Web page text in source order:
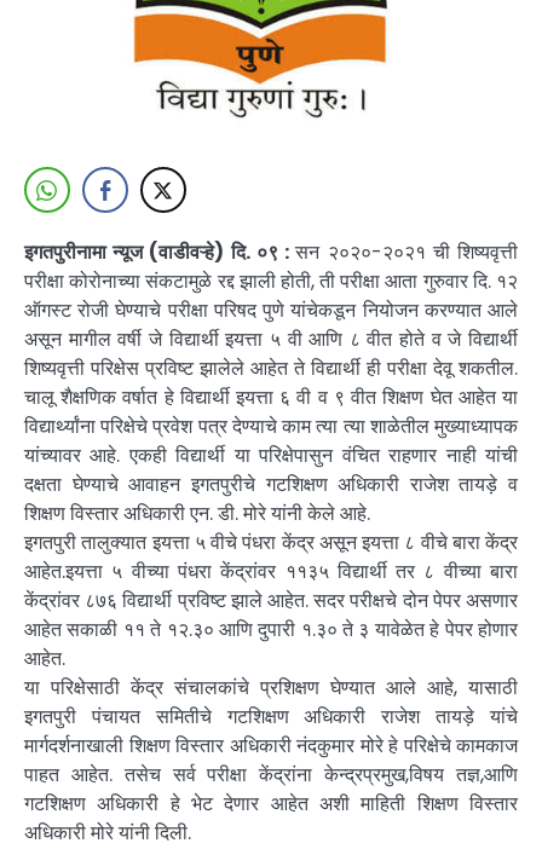
इगतपुरीनामा न्यूज (वाडीवऱ्हे) दि. ०९ :सन २०२०-२०२१ ची शिष्यवृत्ती
परीक्षा कोरोनाच्या संकटामुळे रद्द झाली होती, ती परीक्षा आता गुरुवार दि. १२
ऑगस्ट रोजी घेण्याचे परीक्षा परिषद पुणे यांचेकडून नियोजन करण्यात आले
असून मागील वर्षी जे विद्यार्थी इयत्ता ५ वी आणि ८ वीत होते व जे विद्यार्थी
शिष्यवृत्ती परिक्षेस प्रविष्ट झालेले आहेत ते विद्यार्थी ही परीक्षा देवू शकतील.
चालू शैक्षणिक वर्षात हे विद्यार्थी इयत्ता ६ वी व ९ वीत शिक्षण घेत आहेत या
विद्यार्थ्यांना परिक्षेचे प्रवेश पत्र देण्याचे काम त्या त्या शाळेतील मुख्याध्यापक
यांच्यावर आहे. एकही विद्यार्थी या परिक्षेपासुन वंचित राहणार नाही यांची
दक्षता घेण्याचे आवाहन इगतपुरीचे गटशिक्षण अधिकारी राजेश तायड़े व
शिक्षण विस्तार अधिकारी एन. डी. मोरे यांनी केले आहे.
इगतपुरी तालुक्यात इयत्ता ५ वीचे पंधरा केंद्र असून इयत्ता ८ वीचे बारा केंद्र
आहेत.इयत्ता ५ वीच्या पंधरा केंद्रांवर ११३५ विद्यार्थी तर ८ वीच्या बारा
केंद्रांवर ८७६ विद्यार्थी प्रविष्ट झाले आहेत. सदर परीक्षचे दोन पेपर असणार
आहेत सकाळी ११ ते १२.३० आणि दुपारी १.३० ते ३ यावेळेत हे पेपर होणार
आहेत.
या परिक्षेसाठी केंद्र संचालकांचे प्रशिक्षण घेण्यात आले आहे, यासाठी
इगतपुरी पंचायत समितीचे गटशिक्षण अधिकारी राजेश तायड़े यांचे
मार्गदर्शनाखाली शिक्षण विस्तार अधिकारी नंदकुमार मोरे हे परिक्षेचे कामकाज
पाहत आहेत. तसेच सर्व परीक्षा केंद्रांना केन्द्रप्रमुख,विषय तज्ञ,आणि
गटशिक्षण अधिकारी हे भेट देणार आहेत अशी माहिती शिक्षण विस्तार
अधिकारी मोरे यांनी दिली.